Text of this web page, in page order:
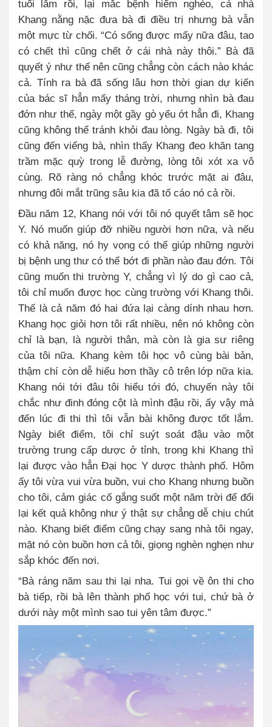
tuổi lắm rồi, lại mắc bệnh hiểm nghèo, cả nhà
Khang nằng nặc đưa bà đi điều trị nhưng bà vẫn
một mực từ chối. “Có sống được mấy nữa đâu, tao
có chết thì cũng chết ở cái nhà này thôi.” Bà đã
quyết ý như thế nên cũng chẳng còn cách nào khác
cả. Tính ra bà đã sống lâu hơn thời gian dự kiến
của bác sĩ hẳn mấy tháng trời, nhưng nhìn bà đau
đớn như thế, ngày một gầy gò yếu ớt hẳn đi, Khang
cũng không thể tránh khỏi đau lòng. Ngày bà đi, tôi
cũng đến viếng bà, nhìn thấy Khang đeo khăn tang
trầm mặc quỳ trong lễ đường, lòng tôi xót xa vô
cùng. Rõ ràng nó chẳng khóc trước mặt ai đâu,
nhưng đôi mắt trũng sâu kia đã tố cáo nó cả rồi.
Đầu năm 12, Khang nói với tôi nó quyết tâm sẽ học
Y. Nó muốn giúp đỡ nhiều người hơn nữa, và nếu
có khả năng, nó hy vọng có thể giúp những người
bị bệnh ung thư có thể bớt đi phần nào đau đớn. Tôi
cũng muốn thi trường Y, chẳng vì lý do gì cao cả,
tôi chỉ muốn được học cùng trường với Khang thôi.
Thế là cả năm đó hai đứa lại càng dính nhau hơn.
Khang học giỏi hơn tôi rất nhiều, nên nó không còn
chỉ là bạn, là người thân, mà còn là gia sư riêng
của tôi nữa. Khang kèm tôi học vô cùng bài bản,
thậm chí còn dễ hiểu hơn thầy cô trên lớp nữa kia.
Khang nói tới đâu tôi hiểu tới đó, chuyến này tôi
chắc như đinh đóng cột là mình đậu rồi, ấy vậy mà
đến lúc đi thi thì tôi vẫn bài không được tốt lắm.
Ngày biết điểm, tôi chỉ suýt soát đậu vào một
trường trung cấp dược ở tỉnh, trong khi Khang thì
lại được vào hẳn Đại học Y dược thành phố. Hôm
ấy tôi vừa vui vừa buồn, vui cho Khang nhưng buồn
cho tôi, cảm giác cố gắng suốt một năm trời để đổi
lại kết quả không như ý thật sự chẳng dễ chịu chút
nào. Khang biết điểm cũng chạy sang nhà tôi ngay,
mặt nó còn buồn hơn cả tôi, giọng nghèn nghẹn như
sắp khóc đến nơi.
“Bà ráng năm sau thi lại nha. Tui gọi về ôn thi cho
bà tiếp, rồi bà lên thành phố học với tui, chứ bà ở
dưới này một mình sao tui yên tâm được.”